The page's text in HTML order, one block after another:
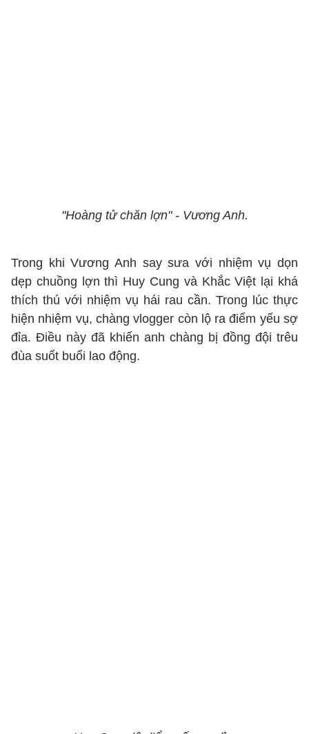
"Hoàng tử chăn lợn" - Vương Anh.
Trong khi Vương Anh say sưa với nhiệm vụ dọn
dẹp chuồng lợn thì Huy Cung và Khắc Việt lại khá
thích thú với nhiệm vụ hái rau cần. Trong lúc thực
hiện nhiệm vụ, chàng vlogger còn lộ ra điểm yếu sợ
đỉa. Điều này đã khiến anh chàng bị đồng đội trêu
đùa suốt buổi lao động.